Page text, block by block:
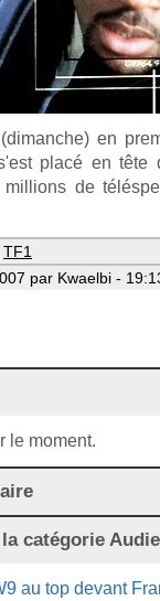
en
placé en tête
de
TF1
par Kwaelbi -
le moment.
catégorie
au top devant